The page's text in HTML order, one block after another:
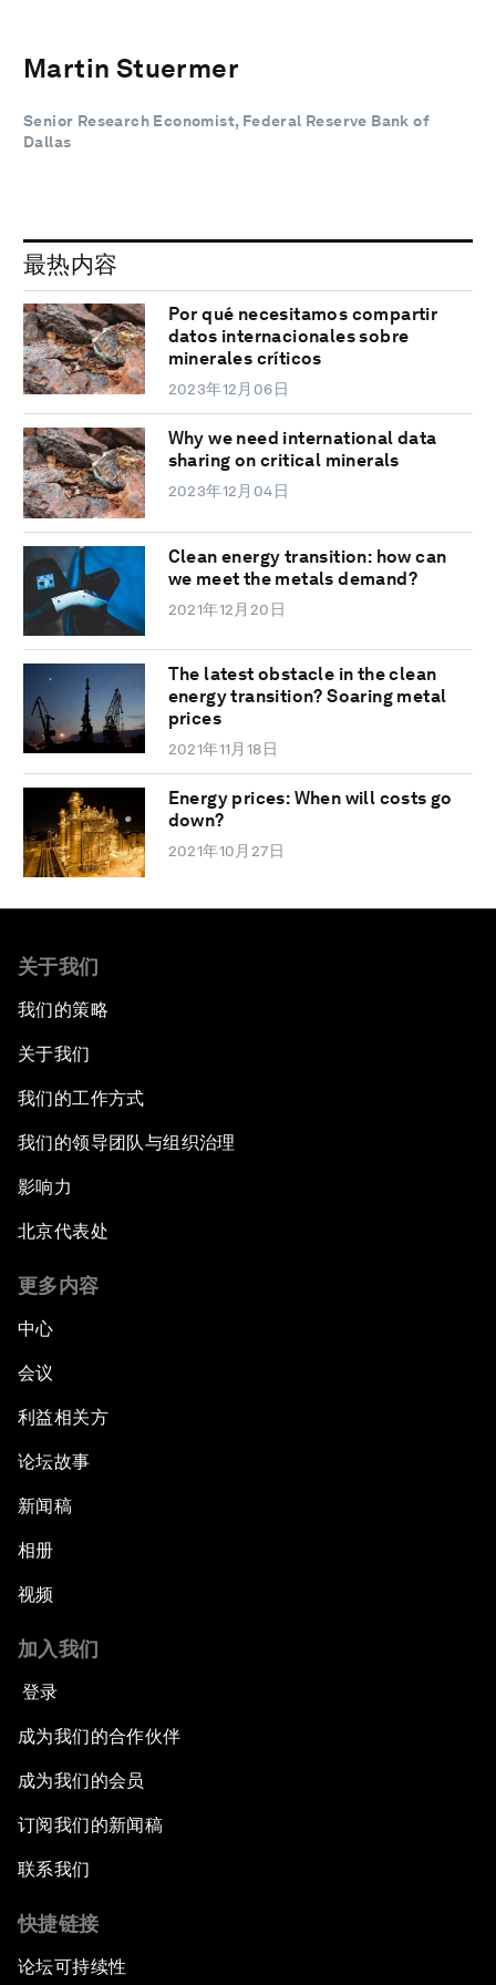
Martin Stuermer
Senior Research Economist, Federal Reserve Bank of
Dallas
最热内容
Por qué necesitamos compartir
datos internacionales sobre
minerales críticos
2023年12月06日
Why we need international data
sharing on critical minerals
2023年12月04日
Clean energy transition: how can
we meet the metals demand?
2021年12月20日
The latest obstacle in the clean
energy transition? Soaring metal
prices
2021年11月18日
Energy prices: When will costs go
down?
2021年10月27日
关于我们
我们的策略
关于我们
我们的工作方式
我们的领导团队与组织治理
影响力
北京代表处
更多内容
中心
会议
利益相关方
论坛故事
新闻稿
相册
视频
加入我们
登录
成为我们的合作伙伴
成为我们的会员
订阅我们的新闻稿
联系我们
快捷链接
论坛可持续性